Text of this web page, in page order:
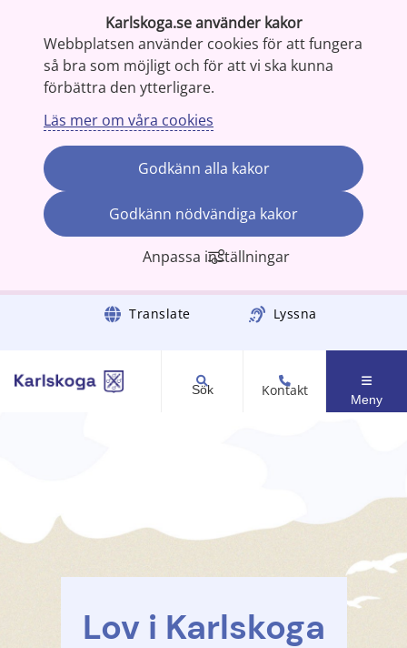
Karlskoga.se använder kakor
Webbplatsen använder cookies för att fungera
så bra som möjligt och för att vi ska kunna
förbättra den ytterligare.
Läs mer om våra cookies
Godkänn alla kakor
Godkänn nödvändiga kakor
Anpassa inställningar
Gå till innehåll Translate Lyssna
Sök Kontakt
Meny
Lov i Karlskoga